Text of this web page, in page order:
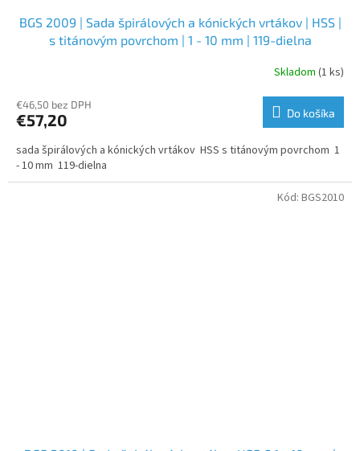
BGS 2009 | Sada špirálových a kónických vrtákov | HSS |
s titánovým povrchom | 1 - 10 mm | 119-dielna
Skladom (1 ks)
€46,50 bez DPH
€57,20 Do košíka
sada špirálových a kónických vrtákov HSS s titánovým povrchom 1
- 10 mm 119-dielna
Kód: BGS2010